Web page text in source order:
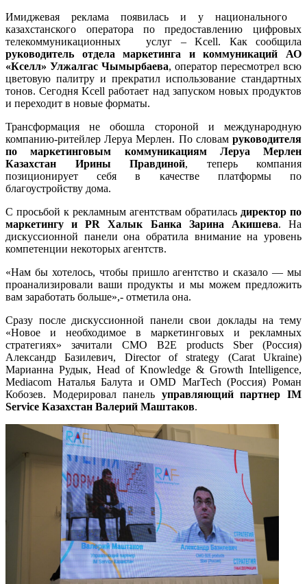
Имиджевая реклама появилась и у национального
казахстанского оператора по предоставлению цифровых
телекоммуникационных услуг – Kcell. Как сообщила
руководитель отдела маркетинга и коммуникаций АО
«Кселл» Улжалгас Чымырбаева, оператор пересмотрел всю
цветовую палитру и прекратил использование стандартных
тонов. Сегодня Kcell работает над запуском новых продуктов
и переходит в новые форматы.
Трансформация не обошла стороной и международную
компанию-ритейлер Леруа Мерлен. По словам руководителя
по маркетинговым коммуникациям Леруа Мерлен
Казахстан Ирины Правдиной, теперь компания
позиционирует себя в качестве платформы по
благоустройству дома.
С просьбой к рекламным агентствам обратилась директор по
маркетингу и PR Халык Банка Зарина Акишева. На
дискуссионной панели она обратила внимание на уровень
компетенции некоторых агентств.
«Нам бы хотелось, чтобы пришло агентство и сказало — мы
проанализировали ваши продукты и мы можем предложить
вам заработать больше»,- отметила она.
Сразу после дискуссионной панели свои доклады на тему
«Новое и необходимое в маркетинговых и рекламных
стратегиях» зачитали CMO B2E products Sber (Россия)
Александр Базилевич, Director of strategy (Carat Ukraine)
Марианна Рудык, Head of Knowledge & Growth Intelligence,
Mediacom Наталья Балута и OMD MarTech (Россия) Роман
Кобозев. Модерировал панель управляющий партнер IM
Service Казахстан Валерий Маштаков.